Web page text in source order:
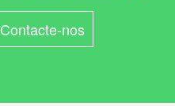
Contacte-nos